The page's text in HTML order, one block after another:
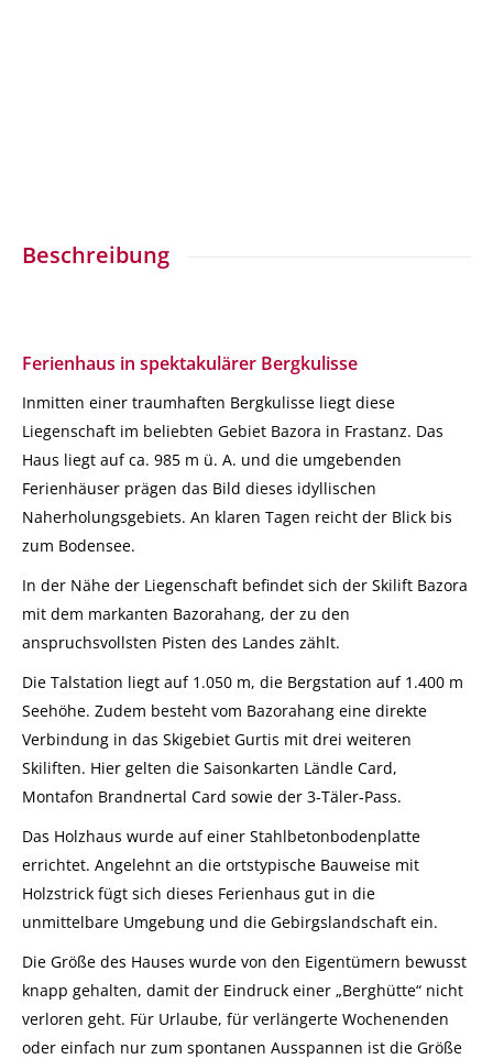
Beschreibung
Ferienhaus in spektakulärer Bergkulisse
Inmitten einer traumhaften Bergkulisse liegt diese
Liegenschaft im beliebten Gebiet Bazora in Frastanz. Das
Haus liegt auf ca. 985 m ü. A. und die umgebenden
Ferienhäuser prägen das Bild dieses idyllischen
Naherholungsgebiets. An klaren Tagen reicht der Blick bis
zum Bodensee.
In der Nähe der Liegenschaft befindet sich der Skilift Bazora
mit dem markanten Bazorahang, der zu den
anspruchsvollsten Pisten des Landes zählt.
Die Talstation liegt auf 1.050 m, die Bergstation auf 1.400 m
Seehöhe. Zudem besteht vom Bazorahang eine direkte
Verbindung in das Skigebiet Gurtis mit drei weiteren
Skiliften. Hier gelten die Saisonkarten Ländle Card,
Montafon Brandnertal Card sowie der 3‑Täler‑Pass.
Das Holzhaus wurde auf einer Stahlbetonbodenplatte
errichtet. Angelehnt an die ortstypische Bauweise mit
Holzstrick fügt sich dieses Ferienhaus gut in die
unmittelbare Umgebung und die Gebirgslandschaft ein.
Die Größe des Hauses wurde von den Eigentümern bewusst
knapp gehalten, damit der Eindruck einer „Berghütte“ nicht
verloren geht. Für Urlaube, für verlängerte Wochenenden
oder einfach nur zum spontanen Ausspannen ist die Größe